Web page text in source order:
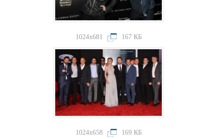
1024x681 167 КБ
1024x658 169 КБ